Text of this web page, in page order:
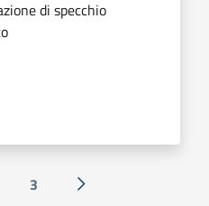
di specchio
3 Successiva »